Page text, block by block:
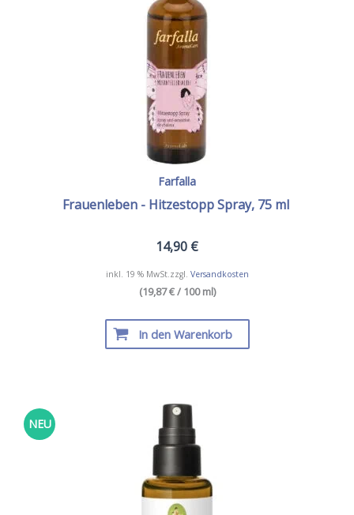
Farfalla
Frauenleben - Hitzestopp Spray, 75 ml
14,90 €
inkl. 19 % MwSt. zzgl. Versandkosten
(19,87 € / 100 ml)
In den Warenkorb
NEU